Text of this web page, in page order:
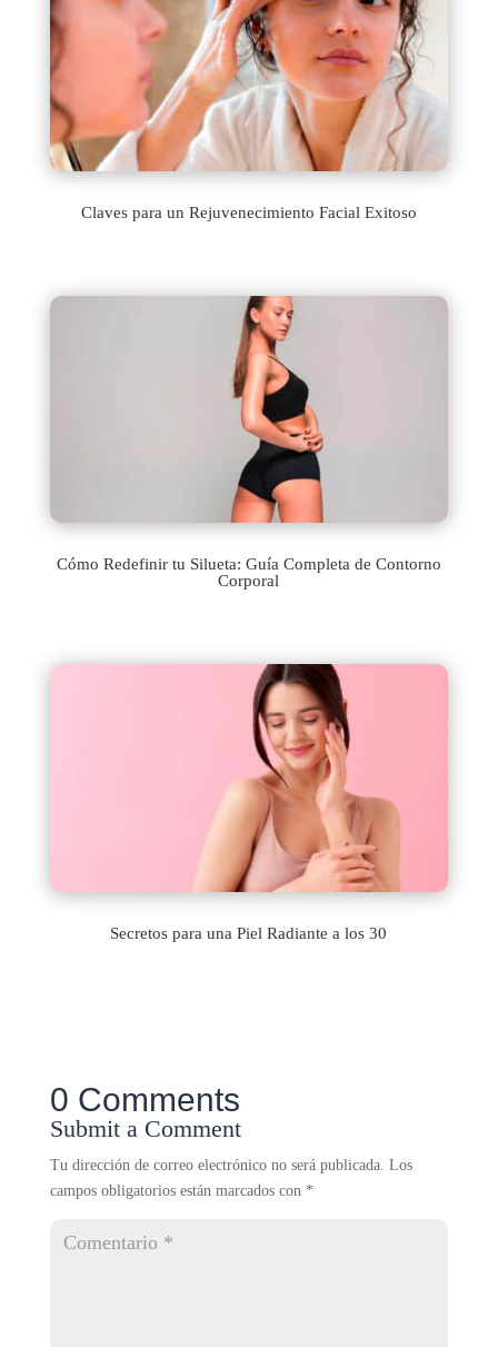
Claves para un Rejuvenecimiento Facial Exitoso
Cómo Redefinir tu Silueta: Guía Completa de Contorno
Corporal
Secretos para una Piel Radiante a los 30
0 Comments
Submit a Comment
Tu dirección de correo electrónico no será publicada. Los
campos obligatorios están marcados con *